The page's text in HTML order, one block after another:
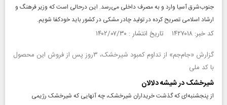
جنوب‌شرق آسیا وارد و به مصرف داخلی می‌رسد. این در‌حالی است که وزیر فرهنگ و
ارشاد اسلامی تصریح کرده در تولید چادر مشکی در کشور باید خودکفا شویم.
کد خبر: ۱۴۲۷۰۱۸ تاریخ انتشار : ۱۴۰۲/۰۷/۳۰
گزارش «جام‌جم» از تداوم کمبود شیرخشک، ۳روز پس از فروش این محصول
با کد ملی
شیرخشک‌ در شیشه دلالان
از پنجشنبه‌ای که گذشت خریداران شیرخشک، چه آنهایی که شیرخشک رژیمی